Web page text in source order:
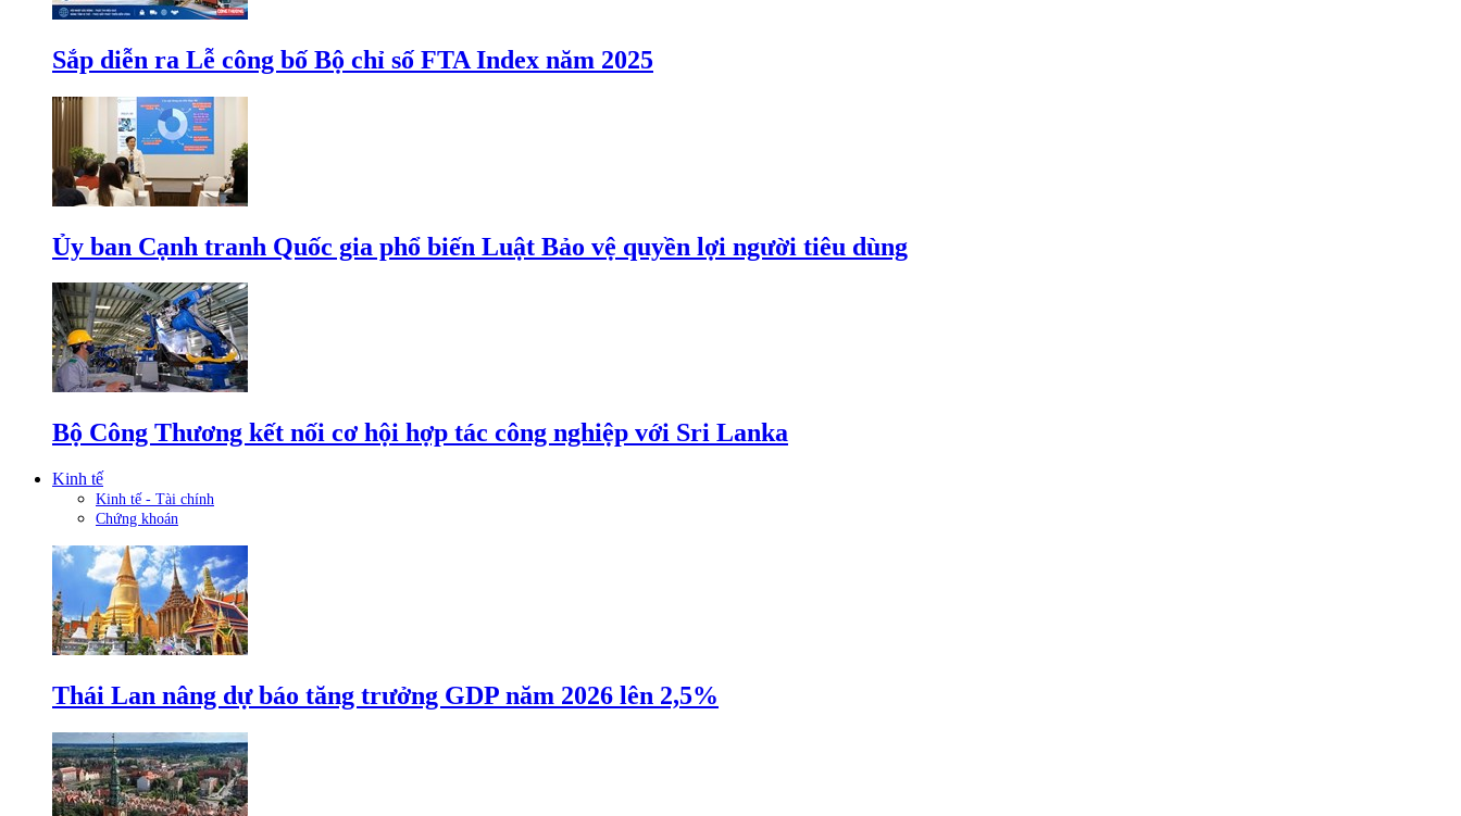
Sắp diễn ra Lễ công bố Bộ chỉ số FTA Index năm 2025
Ủy ban Cạnh tranh Quốc gia phổ biến Luật Bảo vệ quyền lợi người tiêu dùng
Bộ Công Thương kết nối cơ hội hợp tác công nghiệp với Sri Lanka
Kinh tế
Kinh tế - Tài chính
Chứng khoán
Thái Lan nâng dự báo tăng trưởng GDP năm 2026 lên 2,5%